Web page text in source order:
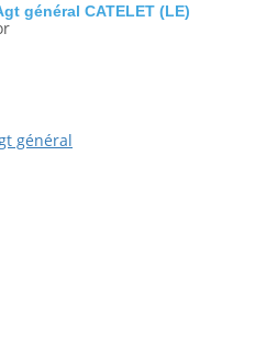
général CATELET (LE)
général